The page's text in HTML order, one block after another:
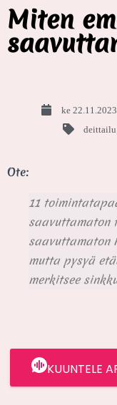
Miten
ke 22.11.2023
deittailu
Ote:
11
saavuttamaton
saavuttamaton
mutta pysyä
merkitsee
KUUNTELE